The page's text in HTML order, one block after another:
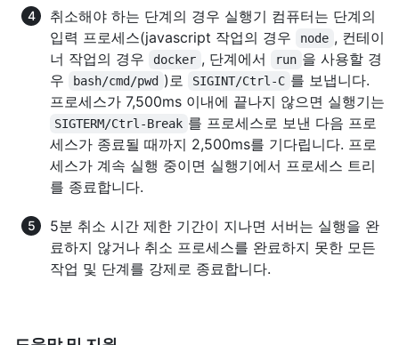
취소해야 하는 단계의 경우 실행기 컴퓨터는 단계의
입력 프로세스(javascript 작업의 경우
node , 컨테이
너 작업의 경우
docker , 단계에서 run 을 사용할 경
우
bash/cmd/pwd )로 SIGINT/Ctrl-C 를 보냅니다.
프로세스가 7,500ms 이내에 끝나지 않으면 실행기는
SIGTERM/Ctrl-Break 를 프로세스로 보낸 다음 프로
세스가 종료될 때까지 2,500ms를 기다립니다. 프로
세스가 계속 실행 중이면 실행기에서 프로세스 트리
를 종료합니다.
5분 취소 시간 제한 기간이 지나면 서버는 실행을 완
료하지 않거나 취소 프로세스를 완료하지 못한 모든
작업 및 단계를 강제로 종료합니다.